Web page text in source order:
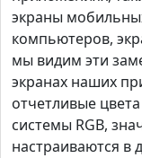
экраны
компьютеров,
мы видим эти
экранах наших
отчетливые
системы RGB,
настраиваются в